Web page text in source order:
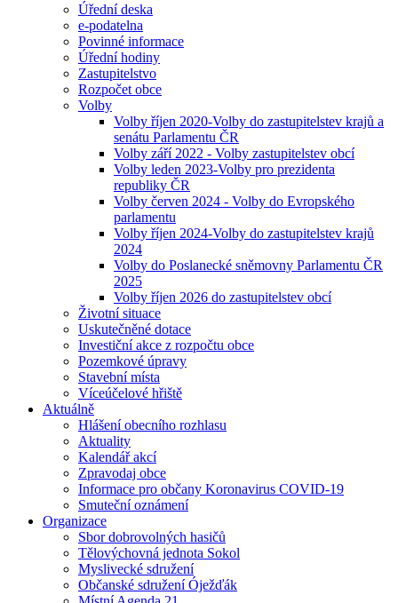
Úřední deska
e-podatelna
Povinné informace
Úřední hodiny
Zastupitelstvo
Rozpočet obce
Volby
Volby říjen 2020-Volby do zastupitelstev krajů a
senátu Parlamentu ČR
Volby září 2022 - Volby zastupitelstev obcí
Volby leden 2023-Volby pro prezidenta
republiky ČR
Volby červen 2024 - Volby do Evropského
parlamentu
Volby říjen 2024-Volby do zastupitelstev krajů
2024
Volby do Poslanecké sněmovny Parlamentu ČR
2025
Volby říjen 2026 do zastupitelstev obcí
Životní situace
Uskutečněné dotace
Investiční akce z rozpočtu obce
Pozemkové úpravy
Stavební místa
Víceúčelové hřiště
Aktuálně
Hlášení obecního rozhlasu
Aktuality
Kalendář akcí
Zpravodaj obce
Informace pro občany Koronavirus COVID-19
Smuteční oznámení
Organizace
Sbor dobrovolných hasičů
Tělovýchovná jednota Sokol
Myslivecké sdružení
Občanské sdružení Óježďák